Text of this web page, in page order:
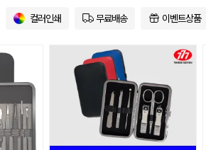
컬러인쇄 무료배송 이벤트상품